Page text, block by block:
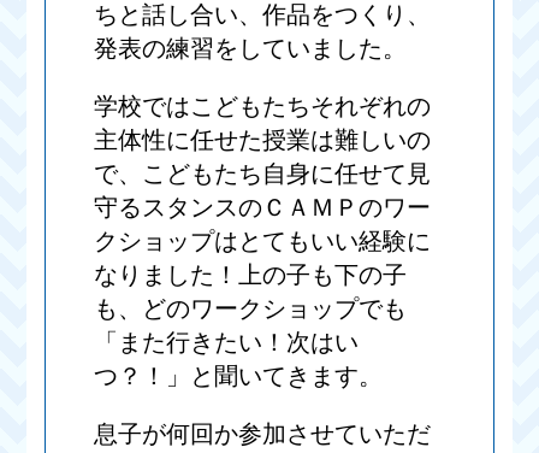
ちと話し合い、作品をつくり、
発表の練習をしていました。
学校ではこどもたちそれぞれの
主体性に任せた授業は難しいの
で、こどもたち自身に任せて見
守るスタンスのＣＡＭＰのワー
クショップはとてもいい経験に
なりました！上の子も下の子
も、どのワークショップでも
「また行きたい！次はい
つ？！」と聞いてきます。
息子が何回か参加させていただ